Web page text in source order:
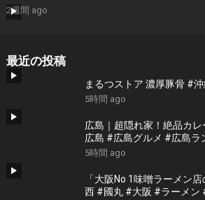
2週間 ago
最近の投稿
まるつストア 濃厚豚骨 #
5時間 ago
広島｜超隠れ家！絶品カ
広島 #広島グルメ #広島ラ
ディナー #japanesefood
5時間 ago
「大阪No 1味噌ラーメン
西 #國丸 #大阪 #ラーメン